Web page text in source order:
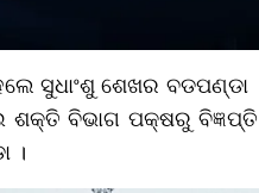
ସୁଧାଂଶୁ ଶେଖର ବଡପଣ୍ଡା
ବିଭାଗ ପକ୍ଷରୁ
।